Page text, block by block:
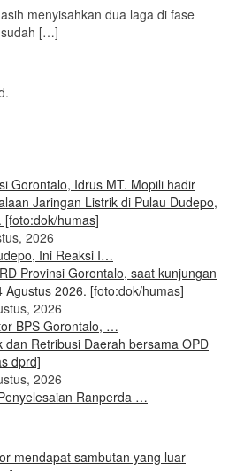
menyisahkan dua laga di fase
sudah […]
2026
Ini Reaksi I…
2026
BPS Gorontalo, …
2026
Ranperda …